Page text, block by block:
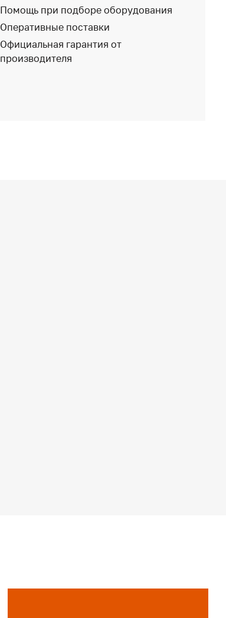
Помощь при подборе оборудования
Оперативные поставки
Официальная гарантия от
производителя